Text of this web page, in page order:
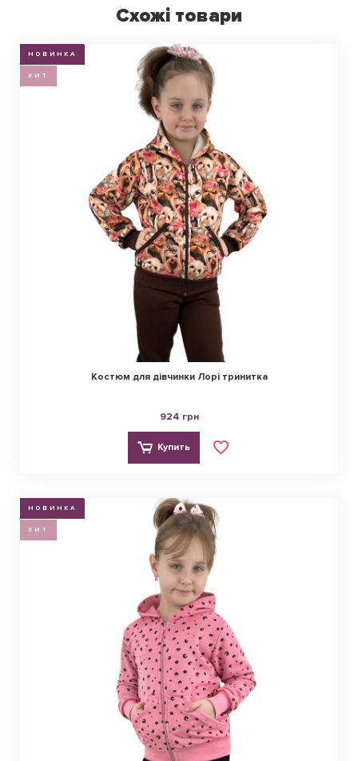
Схожі товари
НОВИНКА
ХИТ
Костюм для дівчинки Лорі тринитка
924 грн
Купить
НОВИНКА
ХИТ